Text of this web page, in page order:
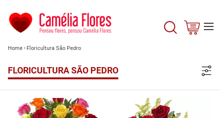
Home Floricultura São Pedro
FLORICULTURA SÃO PEDRO